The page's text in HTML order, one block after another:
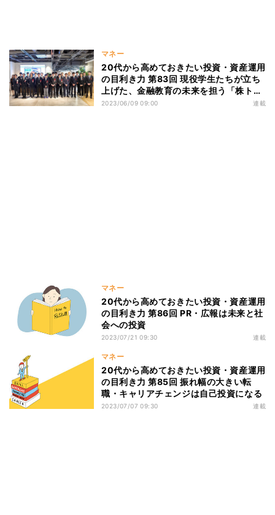
マネー
20代から高めておきたい投資・資産運用
の目利き力 第83回 現役学生たちが立ち
上げた、金融教育の未来を担う「株トラ
カップ」と「MIRAKIN」(前編)
2023/06/09 09:00 連載
マネー
20代から高めておきたい投資・資産運用
の目利き力 第86回 PR・広報は未来と社
会への投資
2023/07/21 09:30 連載
マネー
20代から高めておきたい投資・資産運用
の目利き力 第85回 振れ幅の大きい転
職・キャリアチェンジは自己投資になる
2023/07/07 09:30 連載